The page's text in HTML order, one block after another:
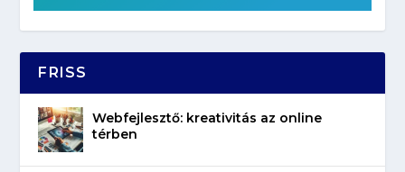
FRISS
Webfejlesztő: kreativitás az online
térben